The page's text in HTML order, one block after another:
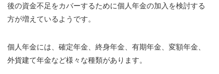
後の資金不足をカバーするために個人年金の加入を検討する
方が増えているようです。
個人年金には、確定年金、終身年金、有期年金、変額年金、
外貨建て年金など様々な種類があります。